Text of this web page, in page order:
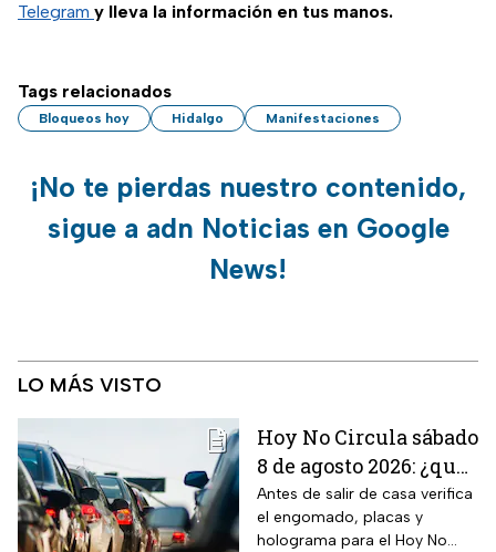
Telegram y lleva la información en tus manos.
Tags relacionados
Bloqueos hoy Hidalgo Manifestaciones
¡No te pierdas nuestro contenido,
sigue a adn Noticias en Google
News!
LO MÁS VISTO
Hoy No Circula sábado
8 de agosto 2026: ¿qué
autos no circulan en
CDMX y Edomex?
Antes de salir de casa verifica
el engomado, placas y
holograma para el Hoy No